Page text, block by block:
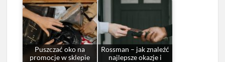
Puszczać oko na
promocje w sklepie
Rossman – jak znaleźć
najlepsze okazje i